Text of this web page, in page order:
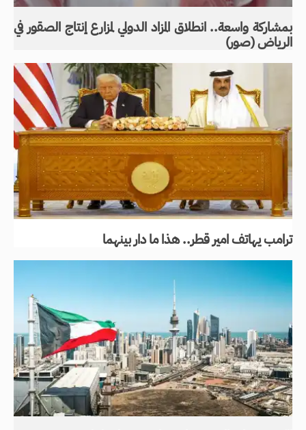
بمشاركة واسعة.. انطلاق المزاد الدولي لمزارع إنتاج الصقور في
الرياض (صور)
ترامب يهاتف امير قطر.. هذا ما دار بينهما